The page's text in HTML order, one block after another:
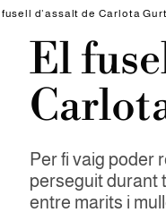
fusell d’assalt de Carlota Gurt
El
Per fi vaig poder
perseguit durant
entre marits i